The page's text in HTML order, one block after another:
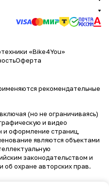
«Bike4You»
Оферта
рекомендательные
(но не ограничиваясь)
и видео
и оформление страниц,
являются объектами
законодательством и
охране авторских прав.